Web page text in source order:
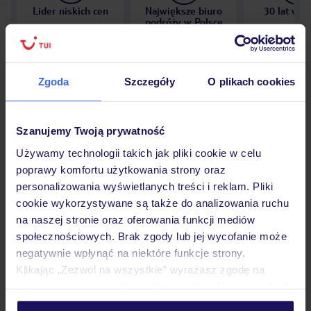
Zgoda Szczegóły O plikach cookies
Szanujemy Twoją prywatność
Używamy technologii takich jak pliki cookie w celu
poprawy komfortu użytkowania strony oraz
personalizowania wyświetlanych treści i reklam. Pliki
cookie wykorzystywane są także do analizowania ruchu
na naszej stronie oraz oferowania funkcji mediów
społecznościowych. Brak zgody lub jej wycofanie może
negatywnie wpłynąć na niektóre funkcje strony.
Klikając „Zezwól na wszystkie” wyrażasz zgodę na
personalizować swój wybór wchodząc w zakładkę
Lider niskich cen
Największe biuro
podróży w Polsce
30 lat w
Opinie
Pokoje
Wyżywienie